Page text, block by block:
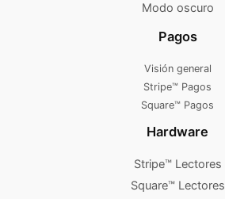
Modo oscuro
Pagos
Visión general
Stripe™ Pagos
Square™ Pagos
Hardware
Stripe™ Lectores
Square™ Lectores